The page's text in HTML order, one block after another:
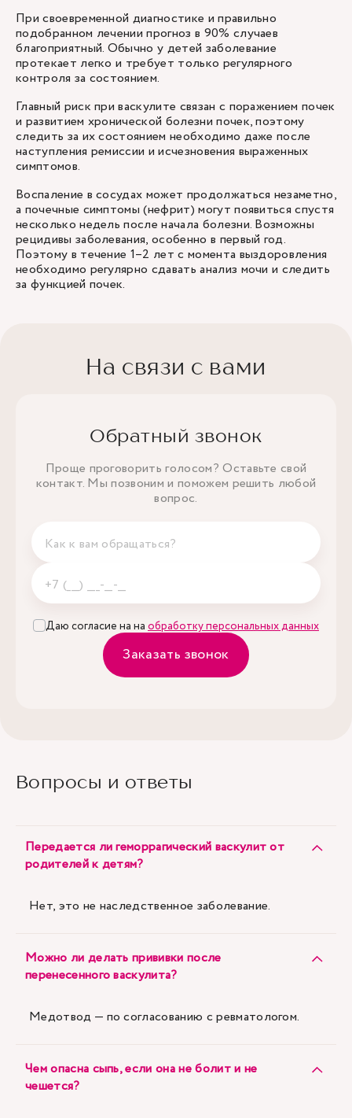
При своевременной диагностике и правильно
подобранном лечении прогноз в 90% случаев
благоприятный. Обычно у детей заболевание
протекает легко и требует только регулярного
контроля за состоянием.
Главный риск при васкулите связан с поражением почек
и развитием хронической болезни почек, поэтому
следить за их состоянием необходимо даже после
наступления ремиссии и исчезновения выраженных
симптомов.
Воспаление в сосудах может продолжаться незаметно,
а почечные симптомы (нефрит) могут появиться спустя
несколько недель после начала болезни. Возможны
рецидивы заболевания, особенно в первый год.
Поэтому в течение 1–2 лет с момента выздоровления
необходимо регулярно сдавать анализ мочи и следить
за функцией почек.
На связи с вами
Обратный звонок
Проще проговорить голосом? Оставьте свой
контакт. Мы позвоним и поможем решить любой
вопрос.
Даю согласие на на обработку персональных данных
Заказать звонок
Вопросы и ответы
Передается ли геморрагический васкулит от
родителей к детям?
Нет, это не наследственное заболевание.
Можно ли делать прививки после
перенесенного васкулита?
Медотвод — по согласованию с ревматологом.
Чем опасна сыпь, если она не болит и не
чешется?